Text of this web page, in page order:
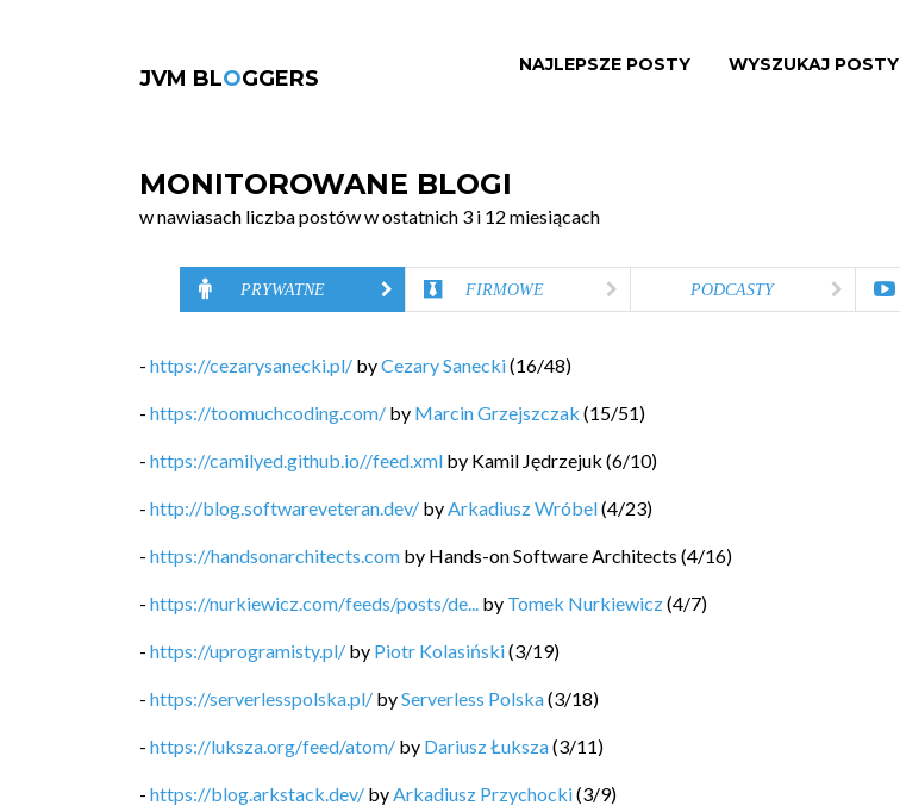
JVM BLOGGERS
NAJLEPSZE POSTY WYSZUKAJ POSTY
MONITOROWANE BLOGI
w nawiasach liczba postów w ostatnich 3 i 12 miesiącach
PRYWATNE FIRMOWE PODCASTY
- https://cezarysanecki.pl/ byCezary Sanecki(16/48)
- https://toomuchcoding.com/ by Marcin Grzejszczak (15/51)
- https://camilyed.github.io//feed.xml by Kamil Jędrzejuk (6/10)
- http://blog.softwareveteran.dev/ byArkadiusz Wróbel(4/23)
- https://handsonarchitects.com by Hands-on Software Architects (4/16)
- https://nurkiewicz.com/feeds/posts/de... by Tomek Nurkiewicz(4/7)
- https://uprogramisty.pl/ by Piotr Kolasiński(3/19)
- https://serverlesspolska.pl/ byServerless Polska(3/18)
- https://luksza.org/feed/atom/ by Dariusz Łuksza(3/11)
- https://blog.arkstack.dev/ byArkadiusz Przychocki(3/9)